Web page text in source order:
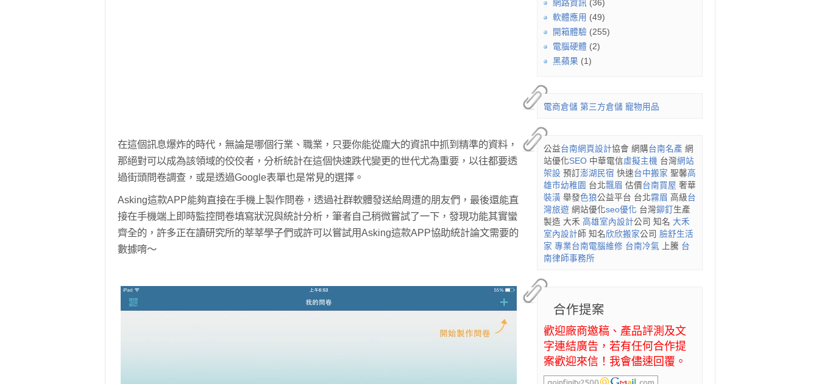
網路資訊 (36)
軟體應用 (49)
開箱體驗 (255)
電腦硬體 (2)
黑蘋果 (1)
電商倉儲 第三方倉儲 寵物用品
公益台南網頁設計協會 網購台南名產 網
站優化SEO 中華電信虛擬主機 台灣網站
架設 預訂 澎湖民宿 快速台中搬家 聖馨高
雄市幼稚園 台北飄眉 估價台南買屋 奢華
裝潢 舉發色狼公益平台 台北霧眉 高級台
灣旅遊 網站優化seo優化 台灣鉚釘 生產
製造 大禾 高雄室內設計公司 知名 大禾
室內設計 師 知名欣欣搬家公司 臉舒生活
家 專業台南電腦維修 台南冷氣 上騰 台
南律師事務所
合作提案
歡迎廠商邀稿、產品評測及文
字連結廣告，若有任何合作提
案歡迎來信！我會儘速回覆。
在這個訊息爆炸的時代，無論是哪個行業、職業，只要你能從龐大的資訊中抓到精準的資料，
那絕對可以成為該領域的佼佼者，分析統計在這個快速跌代變更的世代尤為重要，以往都要透
過街頭問卷調查，或是透過Google表單也是常見的選擇。
Asking這款APP能夠直接在手機上製作問卷，透過社群軟體發送給周遭的朋友們，最後還能直
接在手機端上即時監控問卷填寫狀況與統計分析，筆者自己稍微嘗試了一下，發現功能其實蠻
齊全的，許多正在讀研究所的莘莘學子們或許可以嘗試用Asking這款APP協助統計論文需要的
數據唷～